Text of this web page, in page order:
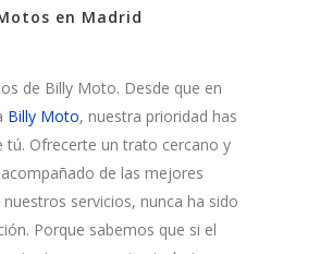
en Madrid
de Billy Moto. Desde que en
Billy Moto, nuestra prioridad has
tú. Ofrecerte un trato cercano y
de las mejores
nuestros servicios, nunca ha sido
Porque sabemos que si el